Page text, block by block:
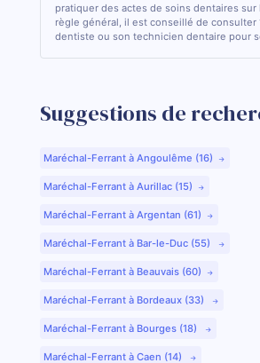
pratiquer des actes de soins dentaires sur
règle général, il est conseillé de consulter
dentiste ou son technicien dentaire pour
Suggestions de
Maréchal-Ferrant à Angoulême (16)
Maréchal-Ferrant à Aurillac (15)
Maréchal-Ferrant à Argentan (61)
Maréchal-Ferrant à Bar-le-Duc (55)
Maréchal-Ferrant à Beauvais (60)
Maréchal-Ferrant à Bordeaux (33)
Maréchal-Ferrant à Bourges (18)
Maréchal-Ferrant à Caen (14)